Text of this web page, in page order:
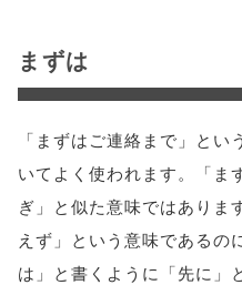
まずは
「まずはご連絡まで」と
いてよく使われます。「ま
ぎ」と似た意味ではありま
えず」という意味であるの
は」と書くように「先に」